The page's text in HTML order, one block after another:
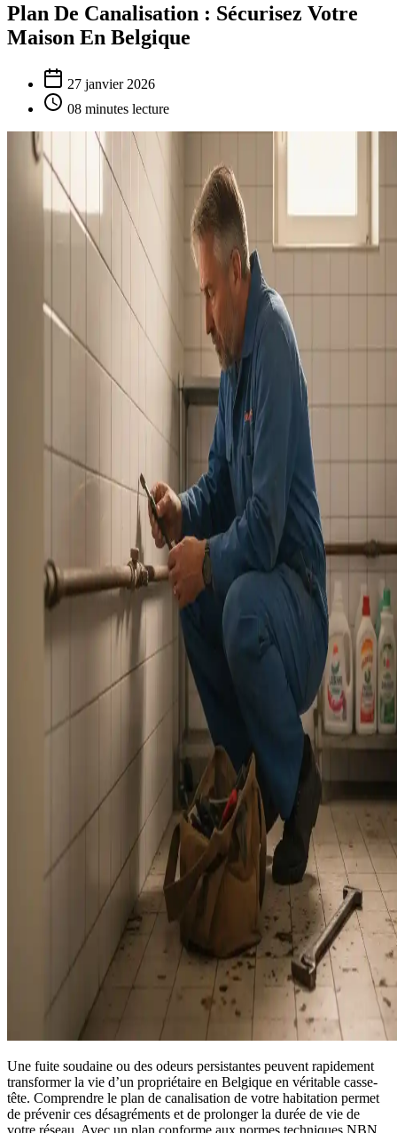
Plan De Canalisation : Sécurisez Votre
Maison En Belgique
27 janvier 2026
08 minutes lecture
Une fuite soudaine ou des odeurs persistantes peuvent rapidement
transformer la vie d’un propriétaire en Belgique en véritable casse-
tête. Comprendre le plan de canalisation de votre habitation permet
de prévenir ces désagréments et de prolonger la durée de vie de
votre réseau. Avec un plan conforme aux normes techniques NBN,